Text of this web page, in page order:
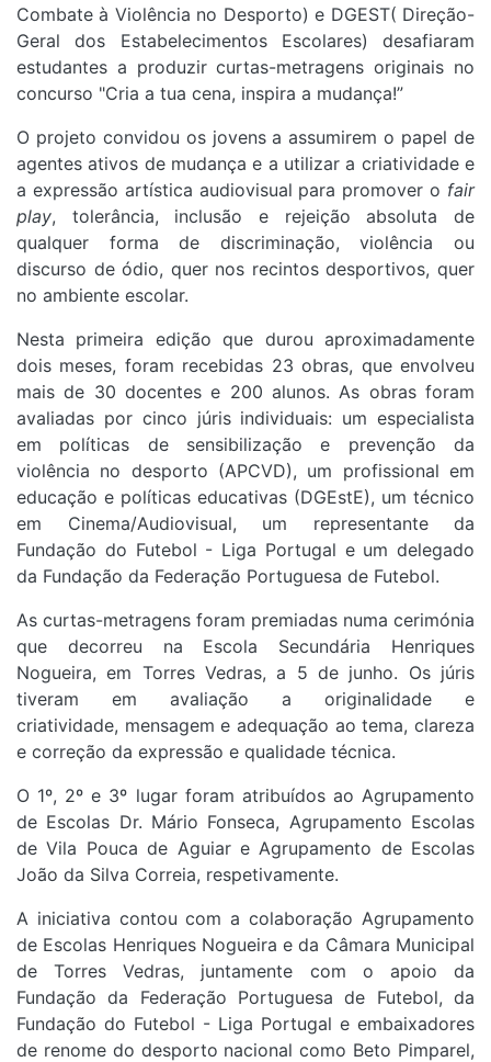
Combate à Violência no Desporto) e DGEST( Direção-
Geral dos Estabelecimentos Escolares) desafiaram
estudantes a produzir curtas-metragens originais no
concurso "Cria a tua cena, inspira a mudança!”
O projeto convidou os jovens a assumirem o papel de
agentes ativos de mudança e a utilizar a criatividade e
a expressão artística audiovisual para promover o fair
play, tolerância, inclusão e rejeição absoluta de
qualquer forma de discriminação, violência ou
discurso de ódio, quer nos recintos desportivos, quer
no ambiente escolar.
Nesta primeira edição que durou aproximadamente
dois meses, foram recebidas 23 obras, que envolveu
mais de 30 docentes e 200 alunos. As obras foram
avaliadas por cinco júris individuais: um especialista
em políticas de sensibilização e prevenção da
violência no desporto (APCVD), um profissional em
educação e políticas educativas (DGEstE), um técnico
em Cinema/Audiovisual, um representante da
Fundação do Futebol - Liga Portugal e um delegado
da Fundação da Federação Portuguesa de Futebol.
As curtas-metragens foram premiadas numa cerimónia
que decorreu na Escola Secundária Henriques
Nogueira, em Torres Vedras, a 5 de junho. Os júris
tiveram em avaliação a originalidade e
criatividade, mensagem e adequação ao tema, clareza
e correção da expressão e qualidade técnica.
O 1º, 2º e 3º lugar foram atribuídos ao Agrupamento
de Escolas Dr. Mário Fonseca, Agrupamento Escolas
de Vila Pouca de Aguiar e Agrupamento de Escolas
João da Silva Correia, respetivamente.
A iniciativa contou com a colaboração Agrupamento
de Escolas Henriques Nogueira e da Câmara Municipal
de Torres Vedras, juntamente com o apoio da
Fundação da Federação Portuguesa de Futebol, da
Fundação do Futebol - Liga Portugal e embaixadores
de renome do desporto nacional como Beto Pimparel,